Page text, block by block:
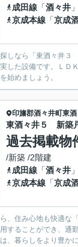
成田線 「酒々井
京成本線 「京成
しなら「東酒々井
した設備です。ＬＤ
始めましょう。
印旛郡酒々井町東
東酒々井５ 新築
過去掲載物
/新築 /2階建
成田線 「酒々井
京成本線 「京成
、住み心地も快適
することができ、通
、暮らしをより豊か